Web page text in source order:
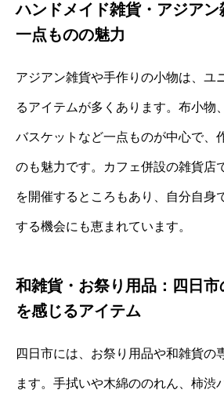
ハンドメイド雑貨・アジアン
一点ものの魅力
アジアン雑貨や手作りの小物は、ユ
るアイテムが多くあります。布小物
バスケットなど一点ものが中心で、
のも魅力です。カフェ併設の雑貨店
を開催するところもあり、自分自身
する機会にも恵まれています。
和雑貨・お祭り用品：四日市
を感じるアイテム
四日市には、お祭り用品や和雑貨の
ます。手拭いや木綿ののれん、柿渋